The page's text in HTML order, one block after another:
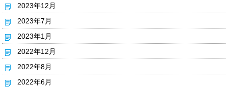
2023年12月
2023年7月
2023年1月
2022年12月
2022年8月
2022年6月